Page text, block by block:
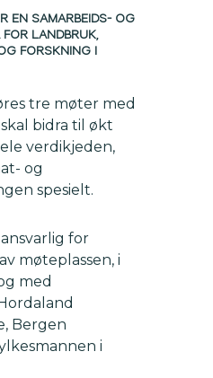
EN SAMARBEIDS- OG
LANDBRUK,
FORSKNING I
tre møter med
bidra til økt
verdikjeden,
og
spesielt.
for
møteplassen, i
med
Bergen
i